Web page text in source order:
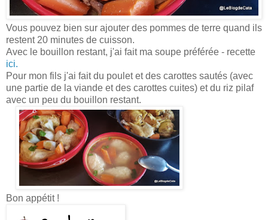
Vous pouvez bien sur ajouter des pommes de terre quand ils
restent 20 minutes de cuisson.
Avec le bouillon restant, j'ai fait ma soupe préférée - recette
ici.
Pour mon fils j'ai fait du poulet et des carottes sautés (avec
une partie de la viande et des carottes cuites) et du riz pilaf
avec un peu du bouillon restant.
Bon appétit !